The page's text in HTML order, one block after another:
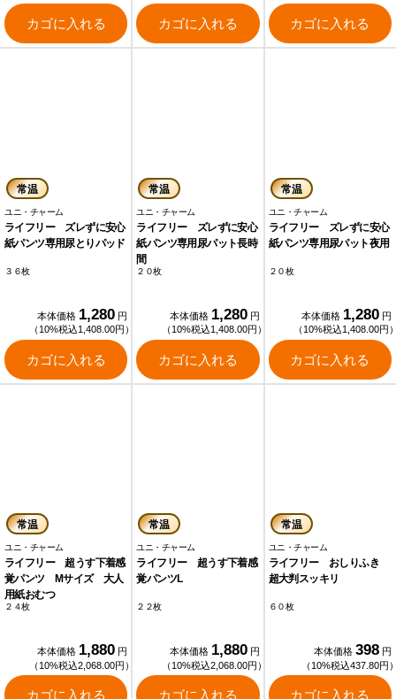
カゴに入れる カゴに入れる カゴに入れる
常温
ユニ・チャーム
ライフリー ズレずに安心
紙パンツ専用尿とりパッド
３６枚
本体価格 1,280 円
（10%税込1,408.00円）
カゴに入れる
常温
ユニ・チャーム
ライフリー ズレずに安心
紙パンツ専用尿パット長時
間
２０枚
本体価格 1,280 円
（10%税込1,408.00円）
カゴに入れる
常温
ユニ・チャーム
ライフリー ズレずに安心
紙パンツ専用尿パット夜用
２０枚
本体価格 1,280 円
（10%税込1,408.00円
カゴに入れる
常温
ユニ・チャーム
ライフリー 超うす下着感
覚パンツ Mサイズ 大人
用紙おむつ
２４枚
本体価格 1,880 円
（10%税込2,068.00円）
カゴに入れる
常温
ユニ・チャーム
ライフリー 超うす下着感
覚パンツL
２２枚
本体価格 1,880 円
（10%税込2,068.00円）
カゴに入れる
常温
ユニ・チャーム
ライフリー おしりふき
超大判スッキリ
６０枚
本体価格 398 円
（10%税込437.80円
カゴに入れる